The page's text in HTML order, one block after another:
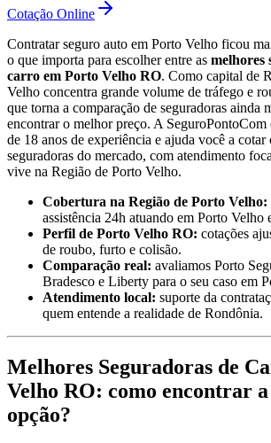
Cotação Online
Contratar seguro auto em Porto Velho ficou
o que importa para escolher entre as melhores
carro em Porto Velho RO. Como capital de
Velho concentra grande volume de tráfego e
que torna a comparação de seguradoras ainda
encontrar o melhor preço. A SeguroPontoCom
de 18 anos de experiência e ajuda você a
seguradoras do mercado, com atendimento
vive na Região de Porto Velho.
Cobertura na Região de Porto Velho:
assistência 24h atuando em Porto Velho
Perfil de Porto Velho RO: cotações
de roubo, furto e colisão.
Comparação real: avaliamos Porto
Bradesco e Liberty para o seu caso em
Atendimento local: suporte da
quem entende a realidade de Rondônia.
Melhores Seguradoras de
Velho RO: como encontrar
opção?